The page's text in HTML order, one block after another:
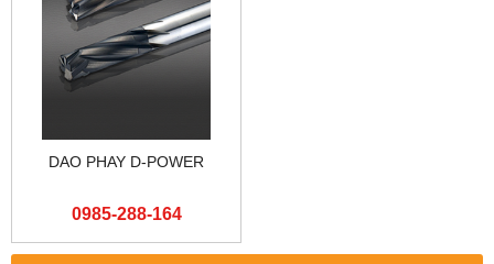
DAO PHAY D-POWER
0985-288-164